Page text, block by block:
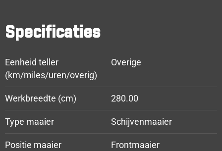
Specificaties
Eenheid teller
(km/miles/uren/overig)
Overige
Werkbreedte (cm) 280.00
Type maaier Schijvenmaaier
Positie maaier Frontmaaier